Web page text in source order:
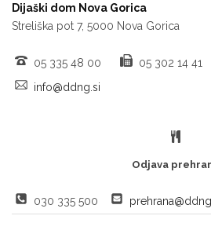
Dijaški dom Nova Gorica
Streliška pot 7, 5000 Nova Gorica
05 335 48 00
05 302 14 41
info@ddng.si
Odjava
030 335 500